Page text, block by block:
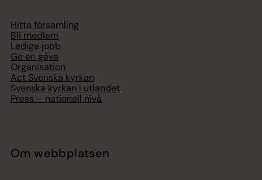
Hitta församling
Bli medlem
Lediga jobb
Ge en gåva
Organisation
Act Svenska kyrkan
Svenska kyrkan i utlandet
Press – nationell nivå
Om webbplatsen